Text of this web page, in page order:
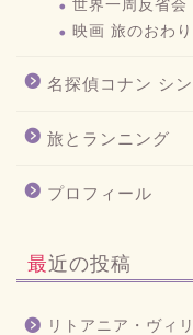
世界一周反省会
映画 旅のおわ
名探偵コナン シ
旅とランニング
プロフィール
最近の投稿
リトアニア・ヴィ